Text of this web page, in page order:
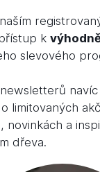
palubek
objednání
k
s perem a
včetně pera.
k
slevového
navíc
limitovaných
novinkách a
dřeva.